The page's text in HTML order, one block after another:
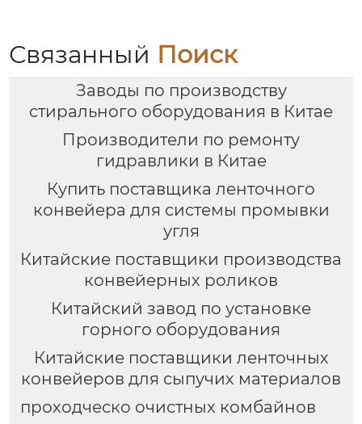
Связанный Поиск
Заводы по производству
стирального оборудования в Китае
Производители по ремонту
гидравлики в Китае
Купить поставщика ленточного
конвейера для системы промывки
угля
Китайские поставщики производства
конвейерных роликов
Китайский завод по установке
горного оборудования
Китайские поставщики ленточных
конвейеров для сыпучих материалов
проходческо очистных комбайнов